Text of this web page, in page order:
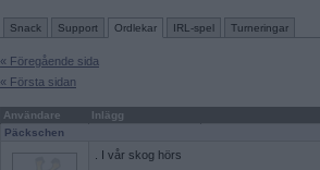
Snack Support Ordlekar IRL-spel Turneringar
« Föregående sida
« Första sidan
Användare
Inlägg
Päckschen
. I vår skog hörs